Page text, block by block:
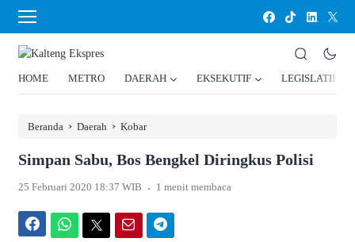
HOME METRO DAERAH EKSEKUTIF LEGISLATIF
Beranda › Daerah › Kobar
Simpan Sabu, Bos Bengkel Diringkus Polisi
25 Februari 2020 18:37 WIB . 1 menit membaca